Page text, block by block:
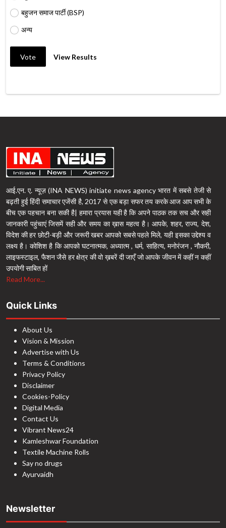
बहुजन समाज पार्टी (BSP)
अन्य
Vote View Results
आई.एन. ए. न्यूज़ (INA NEWS) initiate news agency भारत में सबसे तेजी से
बढ़ती हुई हिंदी समाचार एजेंसी है, 2017 से एक बड़ा सफर तय करके आज आप सभी के
बीच एक पहचान बना सकी है| हमारा प्रयास यही है कि अपने पाठक तक सच और सही
जानकारी पहुंचाएं जिसमें सही और समय का ख़ास महत्व है। आपके, शहर, राज्य, देश,
विदेश की हर छोटी-बड़ी और जरूरी खबर आपको सबसे पहले मिले, यही इसका उद्देश्य व
लक्ष्य है। कोशिश है कि आपको घटनात्मक, अध्यात्म , धर्म, साहित्य, मनोरंजन , नौकरी,
लाइफस्टाइल, फैशन जैसे हर क्षेत्र की वो ख़बरें दी जाएँ जो आपके जीवन में कहीं न कहीं
उपयोगी साबित हों
Read More...
Quick Links
About Us
Vision & Mission
Advertise with Us
Terms & Conditions
Privacy Policy
Disclaimer
Cookies-Policy
Digital Media
Contact Us
Vibrant News24
Kamleshwar Foundation
Textile Machine Rolls
Say no drugs
Ayurvaidh
Newsletter